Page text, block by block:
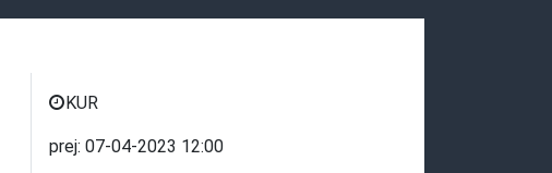
KUR
prej: 07-04-2023 12:00